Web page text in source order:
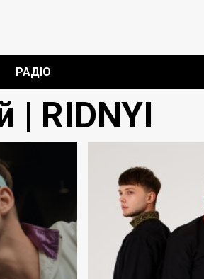
РАДІО
| RIDNYI